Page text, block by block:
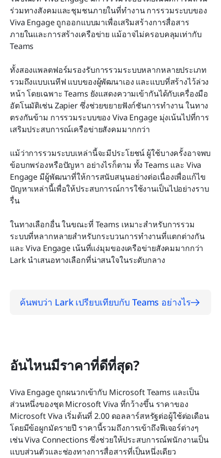
ร่วมทางสังคมและชุมชนภายในที่ทำงาน การรวมระบบของ
Viva Engage ถูกออกแบบมาเพื่อเสริมสร้างการสื่อสาร
ภายในและการสร้างเครือข่าย แม้อาจไม่ครอบคลุมเท่ากับ
Teams
ทั้งสองแพลตฟอร์มรองรับการรวมระบบหลากหลายประเภท
รวมถึงแบบเนทีฟ แบบของผู้พัฒนาเอง และแบบที่สร้างไว้ล่วง
หน้า โดยเฉพาะ Teams ยังแสดงความเข้ากันได้กับเครื่องมือ
อัตโนมัติเช่น Zapier ซึ่งช่วยขยายฟังก์ชันการทำงาน ในทาง
ตรงกันข้าม การรวมระบบของ Viva Engage มุ่งเน้นไปที่การ
เสริมประสบการณ์เครือข่ายสังคมมากกว่า
แม้ว่าการรวมระบบเหล่านี้จะมีประโยชน์ ผู้ใช้บางครั้งอาจพบ
ข้อบกพร่องหรือปัญหา อย่างไรก็ตาม ทั้ง Teams และ Viva
Engage มีผู้พัฒนาที่ให้การสนับสนุนอย่างต่อเนื่องเพื่อแก้ไข
ปัญหาเหล่านี้เพื่อให้ประสบการณ์การใช้งานเป็นไปอย่างราบ
รื่น
ในทางเลือกอื่น ในขณะที่ Teams เหมาะสำหรับการรวม
ระบบที่หลากหลายสำหรับกระบวนการทำงานที่แตกต่างกัน
และ Viva Engage เน้นที่แง่มุมของเครือข่ายสังคมมากกว่า
Lark นำเสนอทางเลือกที่น่าสนใจในระดับกลาง
ค้นพบว่า Lark เปรียบเทียบกับ Teams อย่างไร
อันไหนมีราคาที่ดีที่สุด?
Viva Engage ถูกผนวกเข้ากับ Microsoft Teams และเป็น
ส่วนหนึ่งของชุด Microsoft Viva ที่กว้างขึ้น ราคาของ
Microsoft Viva เริ่มต้นที่ 2.00 ดอลลาร์สหรัฐต่อผู้ใช้ต่อเดือน
โดยมีข้อผูกมัดรายปี ราคานี้รวมถึงการเข้าถึงฟีเจอร์ต่างๆ
เช่น Viva Connections ซึ่งช่วยให้ประสบการณ์พนักงานเป็น
แบบส่วนตัวและช่องทางการสื่อสารที่เป็นหนึ่งเดียว